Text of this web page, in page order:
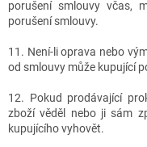
porušení smlouvy včas,
porušení smlouvy.
11. Není-li oprava nebo
od smlouvy může kupující
12. Pokud prodávající
zboží věděl nebo ji sám
kupujícího vyhovět.